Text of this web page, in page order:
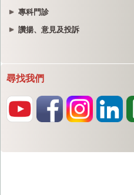
專科門診
讚揚、意見及投訴
尋找我們